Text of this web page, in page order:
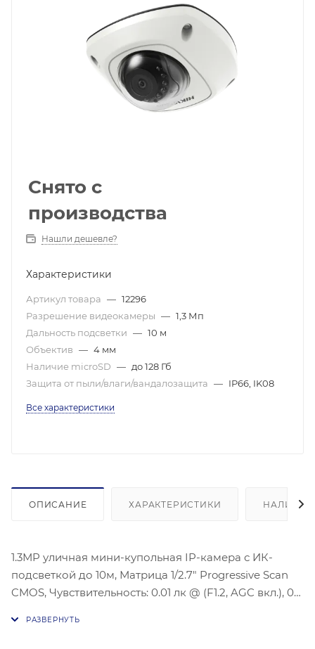
Снято с
производства
Нашли дешевле?
Характеристики
Артикул товара — 12296
Разрешение видеокамеры — 1,3 Мп
Дальность подсветки — 10 м
Объектив — 4 мм
Наличие microSD — до 128 Гб
Защита от пыли/влаги/вандалозащита — IP66, IK08
Все характеристики
ОПИСАНИЕ ХАРАКТЕРИСТИКИ НАЛИЧИЕ
1.3МP уличная мини-купольная IP-камера с ИК-
подсветкой до 10м, Матрица 1/2.7″ Progressive Scan
CMOS, Чувствительность: 0.01 лк @ (F1.2, AGC вкл.), 0